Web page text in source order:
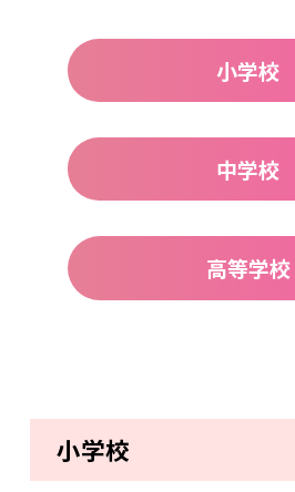
小学校
中学校
高等学校
小学校